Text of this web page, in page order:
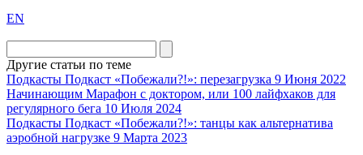
the
division
agent
watch
replica
showcases
substantial
areas.
EN
Другие статьи по теме
Подкасты Подкаст «Побежали?!»: перезагрузка 9 Июня 2022
Начинающим Марафон с доктором, или 100 лайфхаков для
регулярного бега 10 Июля 2024
Подкасты Подкаст «Побежали?!»: танцы как альтернатива
аэробной нагрузке 9 Марта 2023